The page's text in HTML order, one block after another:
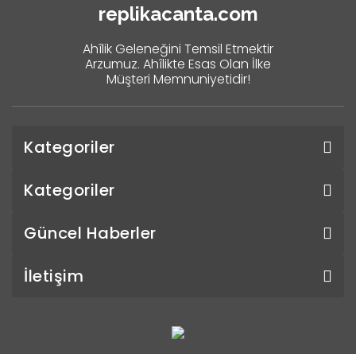
replikacanta.com
Ahîlik Geleneğini Temsil Etmektir
Arzumuz. Ahîlikte Esas Olan İlke
Müşteri Memnuniyetidir!
Kategoriler
Kategoriler
Güncel Haberler
İletişim